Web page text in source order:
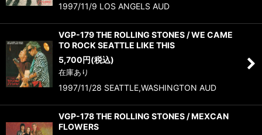
1997/11/9 LOS ANGELS AUD
VGP-179 THE ROLLING STONES / WE CAME
TO ROCK SEATTLE LIKE THIS
5,700円(税込)
在庫あり
1997/11/28 SEATTLE,WASHINGTON AUD
VGP-178 THE ROLLING STONES / MEXCAN
FLOWERS